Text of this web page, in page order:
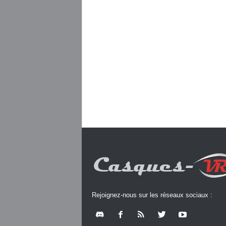
Rejoignez-nous sur les réseaux sociaux :